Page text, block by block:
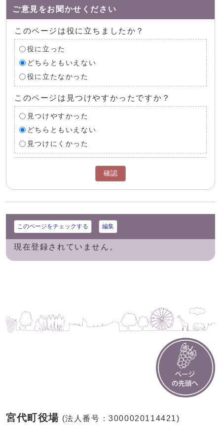
ご意見をお聞かせください
このページは役に立ちましたか？
役に立った
どちらともいえない
役に立たなかった
このページは見つけやすかったですか？
見つけやすかった
どちらともいえない
見つけにくかった
確認
このページをチェックする 編集
現在登録されていません。
宮代町役場 (法人番号：3000020114421)